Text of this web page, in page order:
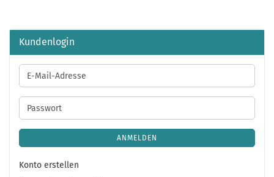
Kundenlogin
E-
Mail-
Adresse
Passwort
ANMELDEN
Konto erstellen